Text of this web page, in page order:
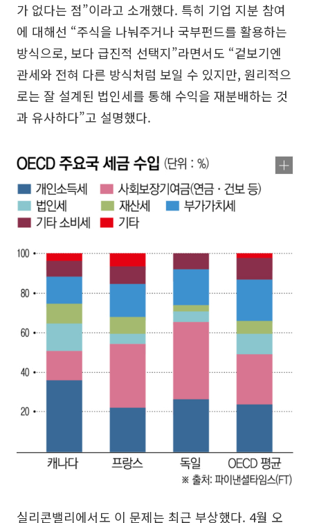
가 없다는 점”이라고 소개했다. 특히 기업 지분 참여
에 대해선 “주식을 나눠주거나 국부펀드를 활용하는
방식으로, 보다 급진적 선택지”라면서도 “겉보기엔
관세와 전혀 다른 방식처럼 보일 수 있지만, 원리적으
로는 잘 설계된 법인세를 통해 수익을 재분배하는 것
과 유사하다”고 설명했다.
실리콘밸리에서도 이 문제는 최근 부상했다. 4월 오